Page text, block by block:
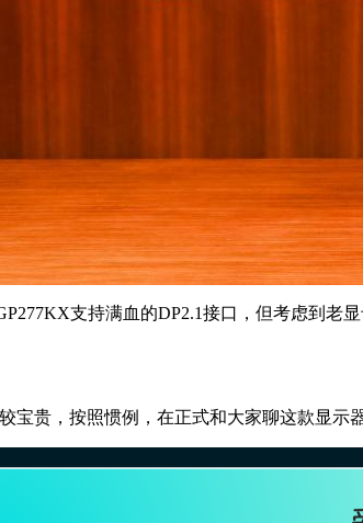
支持满血的DP2.1接口，但考虑到老
宝贵，按照惯例，在正式和大家聊这款显示